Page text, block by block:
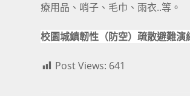
療用品、哨子、毛巾、雨衣..等。
校園城鎮韌性（防空）疏散避難
Post Views: 641